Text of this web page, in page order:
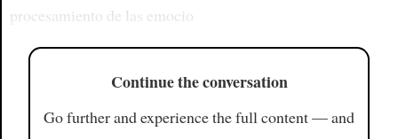
procesamiento de las emocio
Continue the conversation
Go further and experience the full content — and